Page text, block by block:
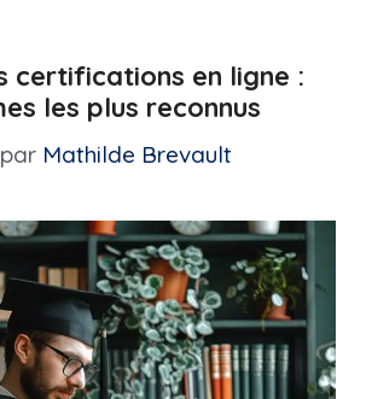
certifications en ligne :
les plus reconnus
par Mathilde Brevault